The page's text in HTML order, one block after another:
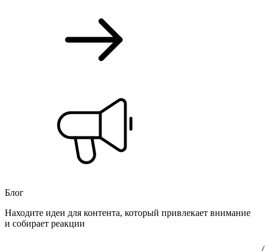
Блог
Находите идеи для контента, который привлекает внимание
и собирает реакции